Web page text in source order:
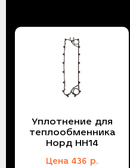
Уплотнение для
теплообменника
Норд НН14
Цена436 р.